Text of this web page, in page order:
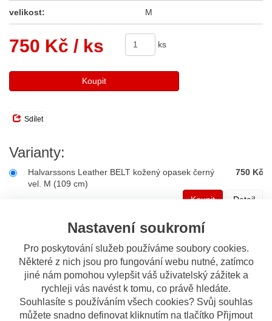
Nastavení soukromí
Pro poskytování služeb používáme soubory cookies.
Některé z nich jsou pro fungování webu nutné, zatímco
jiné nám pomohou vylepšit váš uživatelský zážitek a
rychleji vás navést k tomu, co právě hledáte.
Souhlasíte s používáním všech cookies? Svůj souhlas
můžete snadno definovat kliknutím na tlačítko Přijmout
velikost: M
750 Kč / ks ks
Koupit
Sdílet
Varianty:
Halvarssons Leather BELT kožený opasek černý
vel. M (109 cm)
750 Kč
Koupit Detail
Halvarssons Leather BELT kožený opasek černý
Koupit Detail
Halvarssons Leather BELT kožený opasek černý
vel. S (94 cm)
Koupit Detail